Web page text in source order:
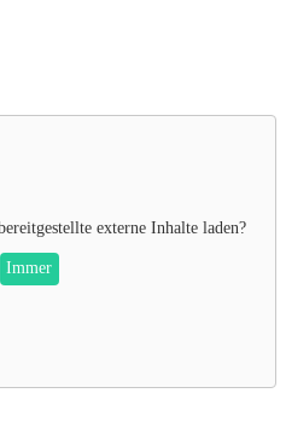
externe Inhalte laden?
Immer